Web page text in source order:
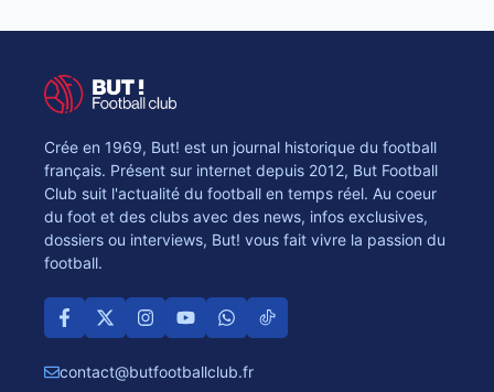
Crée en 1969, But! est un journal historique du football
français. Présent sur internet depuis 2012, But Football
Club suit l'actualité du football en temps réel. Au coeur
du foot et des clubs avec des news, infos exclusives,
dossiers ou interviews, But! vous fait vivre la passion du
football.
contact@butfootballclub.fr